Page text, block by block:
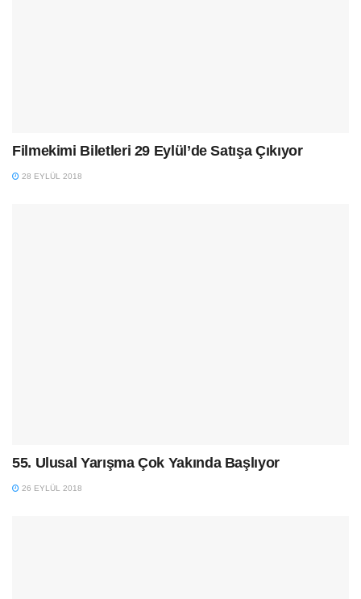
Filmekimi Biletleri 29 Eylül’de Satışa Çıkıyor
28 EYLÜL 2018
55. Ulusal Yarışma Çok Yakında Başlıyor
26 EYLÜL 2018